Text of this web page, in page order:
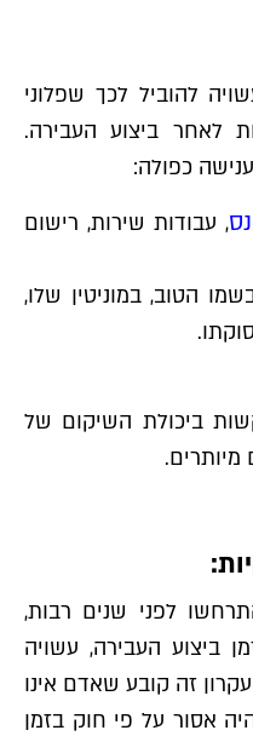
להוביל לכך שפלוני
לאחר ביצוע העבירה.
כפולה:
, עבודות שירות, רישום
הטוב, במוניטין שלו,
ביכולת השיקום של
מיותרים.
לפני שנים רבות,
ביצוע העבירה, עשויה
זה קובע שאדם אינו
אסור על פי חוק בזמן